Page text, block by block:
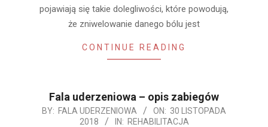
pojawiają się takie dolegliwości, które powodują,
że zniwelowanie danego bólu jest
CONTINUE READING
Fala uderzeniowa – opis zabiegów
2018-
BY: FALA UDERZENIOWA ON: 30 LISTOPADA
2018
IN: REHABILITACJA